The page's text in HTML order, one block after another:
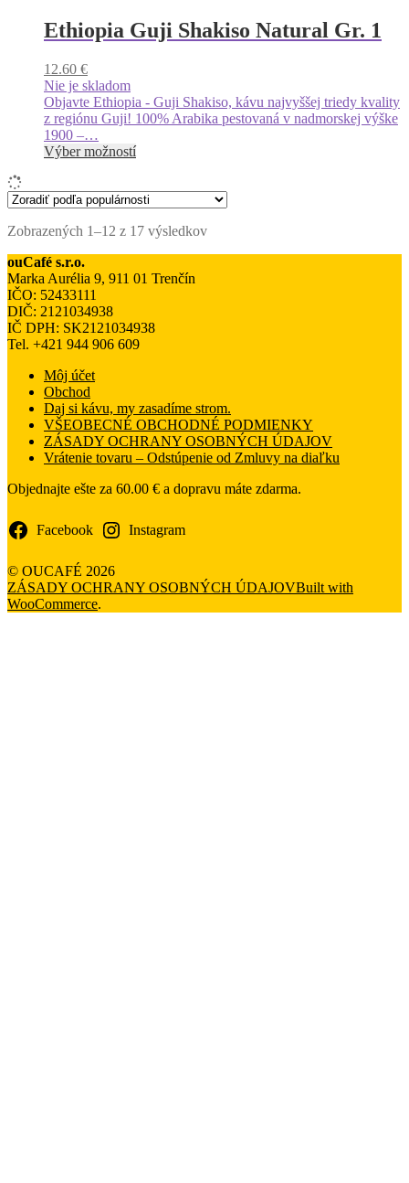
viacero
variantov.
vybrať
na
produktu.
Ethiopia Guji Shakiso Natural Gr. 1
12.60 €
Nie je skladom
Objavte Ethiopia - Guji Shakiso, kávu najvyššej triedy kvality
z regiónu Guji! 100% Arabika pestovaná v nadmorskej výške
1900 –…
Výber možnostíTento
viacero
Možnosti
vybrať
produktu.
Zobrazených 1–12 z 17 výsledkovZoradené
ouCafé s.r.o.
Marka Aurélia 9, 911 01 Trenčín
IČO: 52433111
DIČ: 2121034938
IČ DPH: SK2121034938
Tel. +421 944 906 609
Môj účet
Obchod
Daj si kávu, my zasadíme strom.
VŠEOBECNÉ OBCHODNÉ PODMIENKY
ZÁSADY OCHRANY OSOBNÝCH ÚDAJOV
Vrátenie tovaru – Odstúpenie od Zmluvy na diaľku
Objednajte ešte za 60.00 € a dopravu máte zdarma.
Facebook Instagram
© OUCAFÉ 2026
ZÁSADY OCHRANY OSOBNÝCH ÚDAJOVBuilt with
WooCommerce.